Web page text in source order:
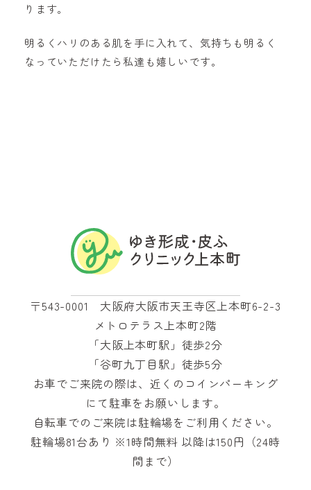
ります。
明るくハリのある肌を手に入れて、気持ちも明るく
なっていただけたら私達も嬉しいです。
〒543-0001 大阪府大阪市天王寺区上本町6-2-3
メトロテラス上本町2階
「大阪上本町駅」徒歩2分
「谷町九丁目駅」徒歩5分
お車でご来院の際は、近くのコインパーキング
にて駐車をお願いします。
自転車でのご来院は駐輪場をご利用ください。
駐輪場81台あり ※1時間無料 以降は150円（24時
間まで）